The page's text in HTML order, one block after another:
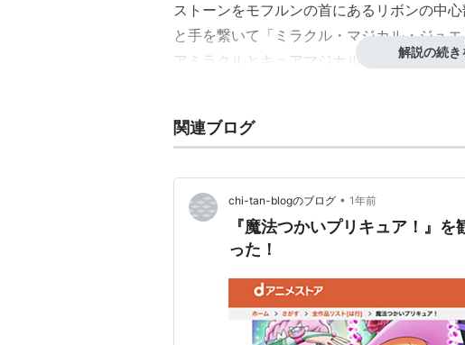
ストーンをモフルンの首にあるリボンの中
と手を繋いて「ミラクル・マジカル・ジュ
アミラクル と キュアマジカルに変身する。
解説の続き
関連ブログ
chi-tan-blogのブログ • 1年前
『魔法つかいプリキュア！』
った！